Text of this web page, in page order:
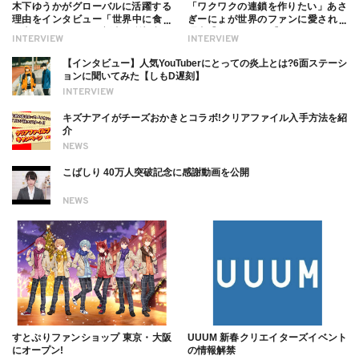
INTERVIEW
木下ゆうかがグローバルに活躍する
理由をインタビュー「世界中に食べ
ついても
INTERVIEW
「ワクワクの連鎖を作りたい」あさ
ぎーにょが世界のファンに愛される
INTERVIEW
【インタビュー】人気YouTuberにとっての炎上とは?6面ステーシ
ョンに聞いてみた【しもD遅刻】
NEWS
キズナアイがチーズおかきとコラボ!クリアファイル入手方法を紹
介
NEWS
こばしり 40万人突破記念に感謝動画を公開
すとぷりファンショップ 東京・大阪
にオープン!
UUUM 新春クリエイターズイベント
の情報解禁